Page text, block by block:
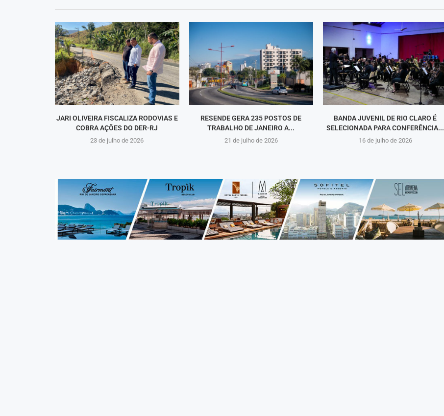
JARI OLIVEIRA FISCALIZA RODOVIAS E
COBRA AÇÕES DO DER-RJ
23 de julho de 2026
RESENDE GERA 235 POSTOS DE
TRABALHO DE JANEIRO A...
21 de julho de 2026
BANDA JUVENIL DE RIO CLARO É
SELECIONADA PARA CONFERÊNCIA...
16 de julho de 2026